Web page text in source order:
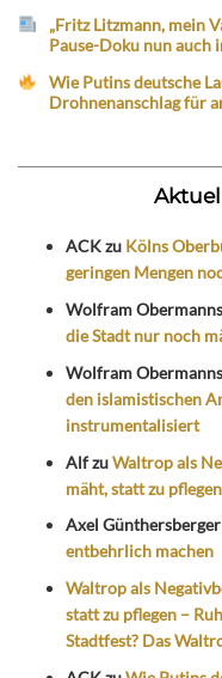
„Fritz Litzmann, mein
Pause-Doku nun auch
Wie Putins deutsche
Drohnenanschlag für
ACKzu Kölns
geringen Mengen
Wolfram Obermanns
die Stadt nur noch
Wolfram Obermanns
den islamistischen
instrumentalisiert
AlfzuWaltrop als
mäht, statt zu pflegen
Axel Günthersberger
entbehrlich machen
Waltrop als
statt zu pflegen –
Stadtfest? Das